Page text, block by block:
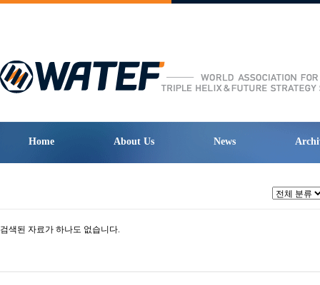
Home About Us News
검색된 자료가 하나도 없습니다.